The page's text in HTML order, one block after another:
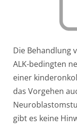
Die Behandlung
ALK-bedingten
einer
das Vorgehen
gibt es keine